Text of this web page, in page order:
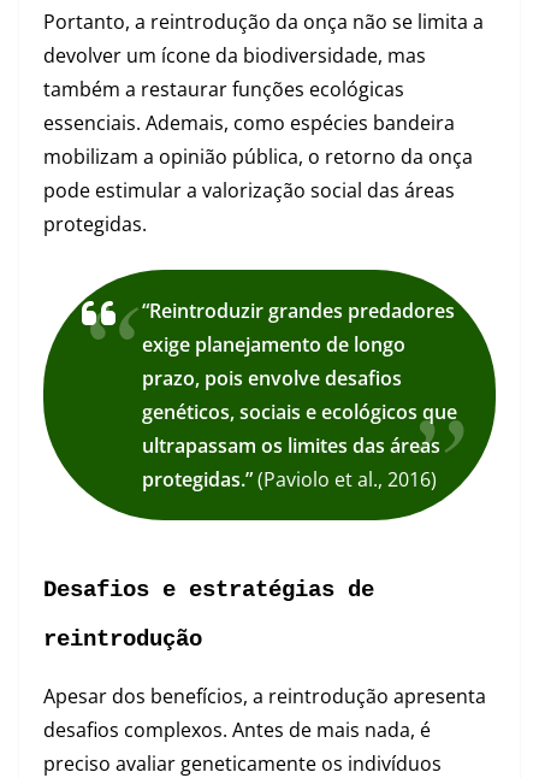
Portanto, a reintrodução da onça não se limita a
devolver um ícone da biodiversidade, mas
também a restaurar funções ecológicas
essenciais. Ademais, como espécies bandeira
mobilizam a opinião pública, o retorno da onça
pode estimular a valorização social das áreas
protegidas.
“Reintroduzir grandes predadores
exige planejamento de longo
prazo, pois envolve desafios
genéticos, sociais e ecológicos que
ultrapassam os limites das áreas
protegidas.”(Paviolo et al., 2016)
Desafios e estratégias de
reintrodução
Apesar dos benefícios, a reintrodução apresenta
desafios complexos. Antes de mais nada, é
preciso avaliar geneticamente os indivíduos